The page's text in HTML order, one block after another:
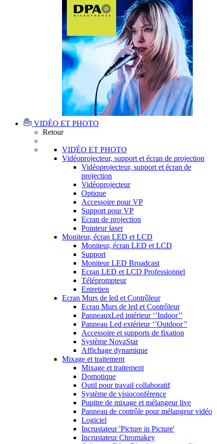
VIDÉO ET PHOTO
Retour
VIDÉO ET PHOTO
Vidéoprojecteur, support et écran de projection
Vidéoprojecteur, support et écran de
projection
Vidéoprojecteur
Optique
Accessoire pour VP
Support pour VP
Ecran de projection
Pointeur laser
Moniteur, écran LED et LCD
Moniteur, écran LED et LCD
Support
Moniteur LED Broadcast
Ecran LED et LCD Professionnel
Téléprompteur
Entretien
Ecran Murs de led et Contrôleur
Ecran Murs de led et Contrôleur
PanneauxLed intérieur ‘’Indoor’’
Panneau Led extérieur ‘’Outdoor’’
Accessoire et supports de fixation
Système NovaStar
Affichage dynamique
Mixage et traitement
Mixage et traitement
Domotique
Outil pour travail collaboratif
Système de visioconférence
Pupitre de mixage et mélangeur live
Panneau de contrôle pour mélangeur vidéo
Logiciel
Incrustateur 'Picture in Picture'
Incrustateur Chromakey